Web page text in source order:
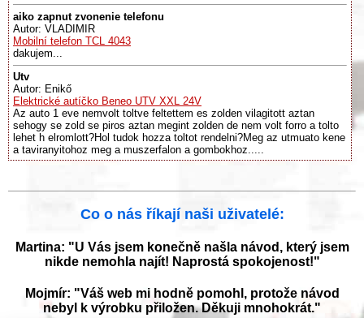
aiko zapnut zvonenie telefonu
Autor: VLADIMIR
Mobilní telefon TCL 4043
dakujem...
Utv
Autor: Enikő
Elektrické autíčko Beneo UTV XXL 24V
Az auto 1 eve nemvolt toltve feltettem es zolden vilagitott aztan
sehogy se zold se piros aztan megint zolden de nem volt forro a tolto
lehet h elromlott?Hol tudok hozza toltot rendelni?Meg az utmuato kene
a taviranyitohoz meg a muszerfalon a gombokhoz.....
Co o nás říkají naši uživatelé:
Martina: "U Vás jsem konečně našla návod, který jsem
nikde nemohla najít! Naprostá spokojenost!"
Mojmír: "Váš web mi hodně pomohl, protože návod
nebyl k výrobku přiložen. Děkuji mnohokrát."